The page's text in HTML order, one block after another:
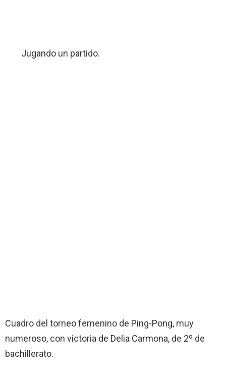
Jugando un partido.
Cuadro del torneo femenino de Ping-Pong, muy
numeroso, con victoria de Delia Carmona, de 2º de
bachillerato.